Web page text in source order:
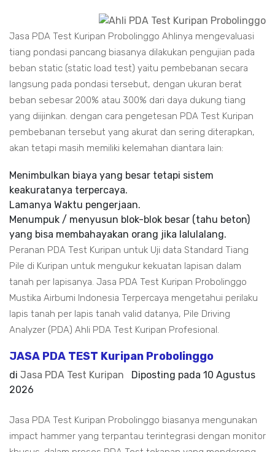
Jasa PDA Test Kuripan Probolinggo Ahlinya mengevaluasi
tiang pondasi pancang biasanya dilakukan pengujian pada
beban static (static load test) yaitu pembebanan secara
langsung pada pondasi tersebut, dengan ukuran berat
beban sebesar 200% atau 300% dari daya dukung tiang
yang diijinkan. dengan cara pengetesan PDA Test Kuripan
pembebanan tersebut yang akurat dan sering diterapkan,
akan tetapi masih memiliki kelemahan diantara lain:
Menimbulkan biaya yang besar tetapi sistem
keakuratanya terpercaya.
Lamanya Waktu pengerjaan.
Menumpuk / menyusun blok-blok besar (tahu beton)
yang bisa membahayakan orang jika lalulalang.
Peranan PDA Test Kuripan untuk Uji data Standard Tiang
Pile di Kuripan untuk mengukur kekuatan lapisan dalam
tanah per lapisanya. Jasa PDA Test Kuripan Probolinggo
Mustika Airbumi Indonesia Terpercaya mengetahui perilaku
lapis tanah per lapis tanah valid datanya, Pile Driving
Analyzer (PDA) Ahli PDA Test Kuripan Profesional.
JASA PDA TEST Kuripan Probolinggo
di Jasa PDA Test Kuripan Diposting pada 10 Agustus
2026
Jasa PDA Test Kuripan Probolinggo biasanya mengunakan
impact hammer yang terpantau terintegrasi dengan monitor